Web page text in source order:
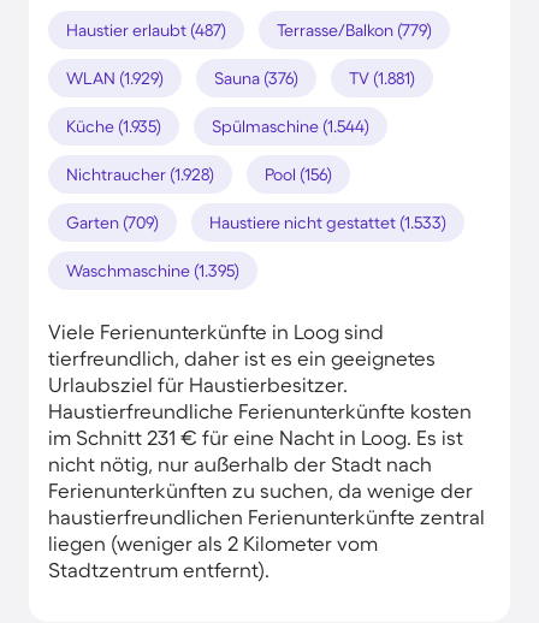
Haustier erlaubt (487) Terrasse/Balkon (779)
WLAN (1.929) Sauna (376) TV (1.881)
Küche (1.935) Spülmaschine (1.544)
Nichtraucher (1.928) Pool (156)
Garten (709) Haustiere nicht gestattet (1.533)
Waschmaschine (1.395)
Viele Ferienunterkünfte in Loog sind
tierfreundlich, daher ist es ein geeignetes
Urlaubsziel für Haustierbesitzer.
Haustierfreundliche Ferienunterkünfte kosten
im Schnitt 231 € für eine Nacht in Loog. Es ist
nicht nötig, nur außerhalb der Stadt nach
Ferienunterkünften zu suchen, da wenige der
haustierfreundlichen Ferienunterkünfte zentral
liegen (weniger als 2 Kilometer vom
Stadtzentrum entfernt).